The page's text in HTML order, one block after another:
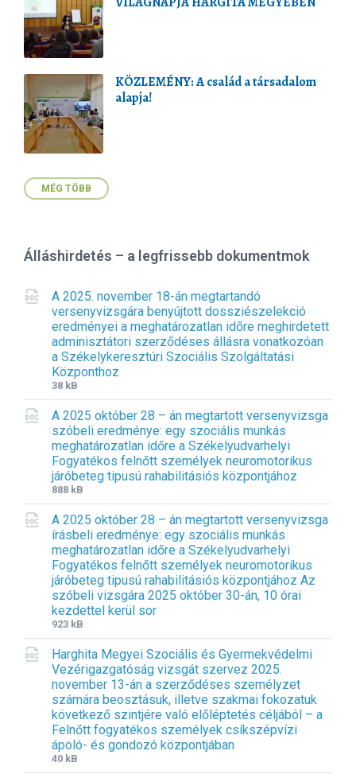
KÖZLEMÉNY: A család a társadalom
alapja!
MÉG TÖBB
Álláshirdetés – a legfrissebb dokumentmok
A 2025. november 18-án megtartandó
versenyvizsgára benyújtott dossziészelekció
eredményei a meghatározatlan időre meghirdetett
adminisztátori szerződéses állásra vonatkozóan
a Székelykeresztúri Szociális Szolgáltatási
Központhoz
F
i
l
e
e
x
t
e
n
s
i
o
n
:
d
o
c
F
i
l
e
s
i
z
e
:
38 kB
A 2025 október 28 – án megtartott versenyvizsga
szóbeli eredménye: egy szociális munkás
meghatározatlan időre a Székelyudvarhelyi
Fogyatékos felnőtt személyek neuromotorikus
járóbeteg tipusú rahabilitásiós központjához
F
i
l
e
e
x
t
e
n
s
i
o
n
:
d
o
c
x
F
i
l
e
s
i
z
e
:
888 kB
A 2025 október 28 – án megtartott versenyvizsga
írásbeli eredménye: egy szociális munkás
meghatározatlan időre a Székelyudvarhelyi
Fogyatékos felnőtt személyek neuromotorikus
járóbeteg tipusú rahabilitásiós központjához Az
szóbeli vizsgára 2025 október 30-án, 10 órai
kezdettel kerül sor
F
i
l
e
e
x
t
e
n
s
F
i
l
e
s
i
z
e
:
923 kB
Harghita Megyei Szociális és Gyermekvédelmi
Vezérigazgatóság vizsgát szervez 2025.
november 13-án a szerződéses személyzet
számára beosztásuk, illetve szakmai fokozatuk
következő szintjére való előléptetés céljából – a
Felnőtt fogyatékos személyek csíkszépvízi
ápoló- és gondozó központjában
F
F
40 kB